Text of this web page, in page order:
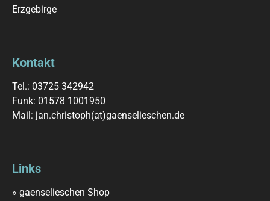
Erzgebirge
Kontakt
Tel.: 03725 342942
Funk: 01578 1001950
Mail: jan.christoph(at)gaenselieschen.de
Links
» gaenselieschen Shop